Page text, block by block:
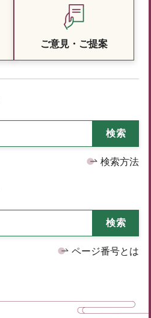
ご意見・ご提案
検索方法
ページ番号とは